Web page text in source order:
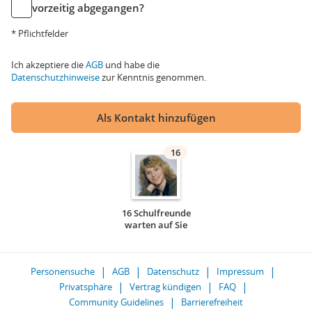
vorzeitig abgegangen?
* Pflichtfelder
Ich akzeptiere dieAGB und habe die
Datenschutzhinweisezur Kenntnis genommen.
Als Kontakt hinzufügen
16
16 Schulfreunde
warten auf Sie
Personensuche AGB Datenschutz
Impressum
Privatsphäre
Vertrag kündigen
FAQ
Community Guidelines
Barrierefreiheit